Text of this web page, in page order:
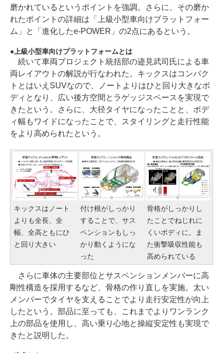
磨かれているというポイントを強調。さらに、その磨か
れたポイントの詳細は「上級小型車向けプラットフォー
ム」と「進化したe-POWER」の2点にあるという。
上級小型車向けプラットフォームとは
続いて車両プロジェクト統括部の迹見武司氏による車
両レイアウトの解説が行なわれた。キックスはコンパク
トとはいえSUVなので、ノートよりはひと回り大きなボ
ディとなり、広い後方空間とラゲッジスペースを実現で
きたという。さらに、大径タイヤになったことと、ボデ
ィ幅もワイドになったことで、スタイリングと走行性能
をより高められたという。
キックスはノート
よりも全長、全
幅、全高ともにひ
と回り大きい
付け根がしっかり
することで、サス
ペンションもしっ
かり動くようにな
った
骨格がしっかりし
たことでねじれに
くいボディに。ま
た衝撃吸収性能も
高められている
さらに車体の主要部位とサスペンションメンバーに高
剛性構造を採用するなど、骨格の作り直しを実施。太い
メンバーでタイヤを支えることでより走行安定性が向上
したという。部品に至っても、これまでよりワンランク
上の部品を使用し、高い乗り心地と操縦安定性も実現で
きたと説明した。